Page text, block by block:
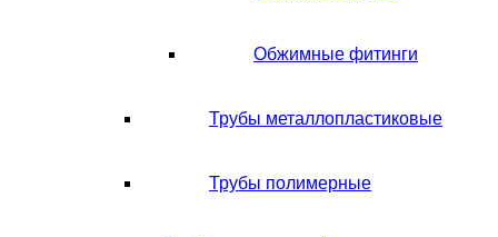
Обжимные фитинги
Трубы металлопластиковые
Трубы полимерные